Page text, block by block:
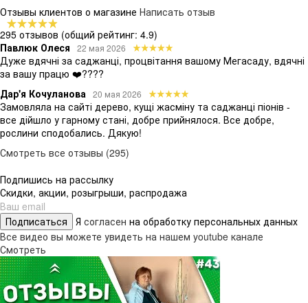
Отзывы клиентов о магазине Написать отзыв
295 отзывов (общий рейтинг: 4.9)
Павлюк Олеся
22 мая 2026
Дуже вдячні за саджанці, процвітання вашому Мегасаду, вдячні
за вашу працю ❤️????
Дар'я Кочуланова 20 мая 2026
Замовляла на сайті дерево, кущі жасміну та саджанці піонів -
все дійшло у гарному стані, добре прийнялося. Все добре,
рослини сподобались. Дякую!
Смотреть все отзывы (295)
Подпишись на рассылку
Скидки, акции, розыгрыши, распродажа
Подписаться Я согласен на обработку персональных данных
Все видео вы можете увидеть на нашем youtube канале
Смотреть